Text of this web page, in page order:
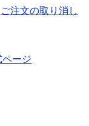
ご注文の取り消し
ページ